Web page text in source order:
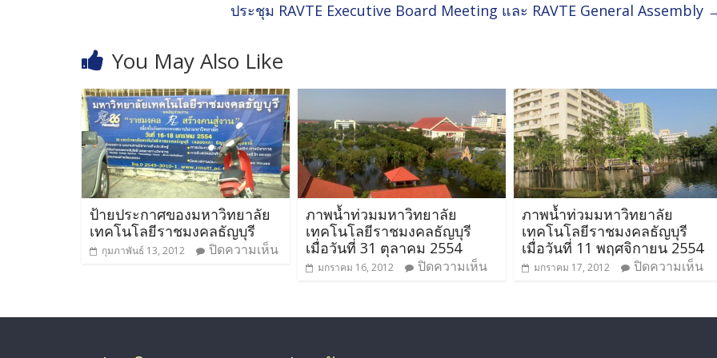
ประชุม RAVTE Executive Board Meeting และ RAVTE General Assembly
You May Also Like
ป้ายประกาศของมหาวิทยาลัย
เทคโนโลยีราชมงคลธัญบุรี
กุมภาพันธ์ 13, 2012 ปิดความเห็น
ภาพน้ำท่วมมหาวิทยาลัย
เทคโนโลยีราชมงคลธัญบุรี
เมื่อวันที่ 31 ตุลาคม 2554
มกราคม 16, 2012 ปิดความเห็น
ภาพน้ำท่วมมหาวิทยาลัย
เทคโนโลยีราชมงคลธัญบุรี
เมื่อวันที่ 11 พฤศจิกายน 2554
มกราคม 17, 2012 ปิดความเห็น